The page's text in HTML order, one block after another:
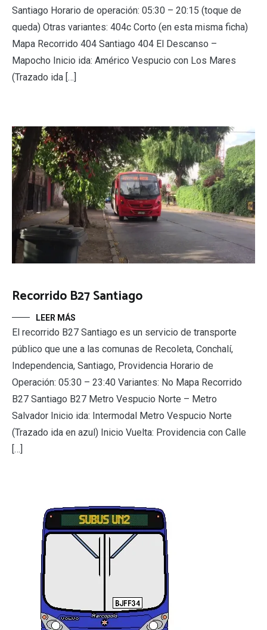
Santiago Horario de operación: 05:30 – 20:15 (toque de
queda) Otras variantes: 404c Corto (en esta misma ficha)
Mapa Recorrido 404 Santiago 404 El Descanso –
Mapocho Inicio ida: Américo Vespucio con Los Mares
(Trazado ida […]
Recorrido B27 Santiago
LEER MÁS
El recorrido B27 Santiago es un servicio de transporte
público que une a las comunas de Recoleta, Conchalí,
Independencia, Santiago, Providencia Horario de
Operación: 05:30 – 23:40 Variantes: No Mapa Recorrido
B27 Santiago B27 Metro Vespucio Norte – Metro
Salvador Inicio ida: Intermodal Metro Vespucio Norte
(Trazado ida en azul) Inicio Vuelta: Providencia con Calle
[…]